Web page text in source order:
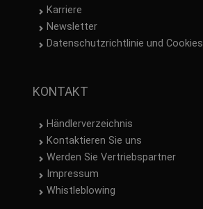
Karriere
Newsletter
Datenschutzrichtlinie und Cookies
KONTAKT
Händlerverzeichnis
Kontaktieren Sie uns
Werden Sie Vertriebspartner
Impressum
Whistleblowing